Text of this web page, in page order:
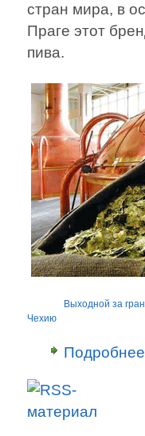
стран мира, в
Праге этот
пива.
Выходной за
Чехию
Подробнее